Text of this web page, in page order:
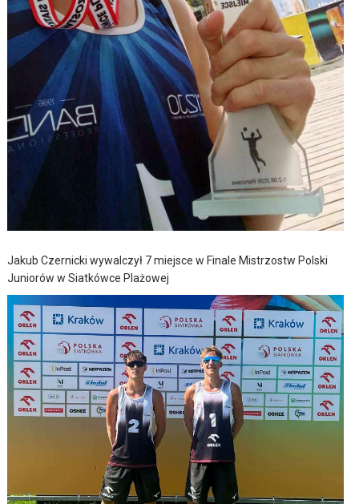
Jakub Czernicki wywalczył 7 miejsce w Finale Mistrzostw Polski
Juniorów w Siatkówce Plażowej